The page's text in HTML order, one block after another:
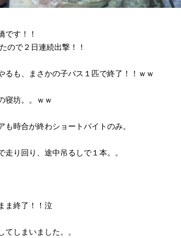
です！！
ので２日連続出撃！！
るも、まさかの子バス１匹で終了！！ｗｗ
寝坊。。ｗｗ
時合が終わショートバイトのみ。
り回り、途中吊るしで１本。。
ま終了！！泣
しまいました。。